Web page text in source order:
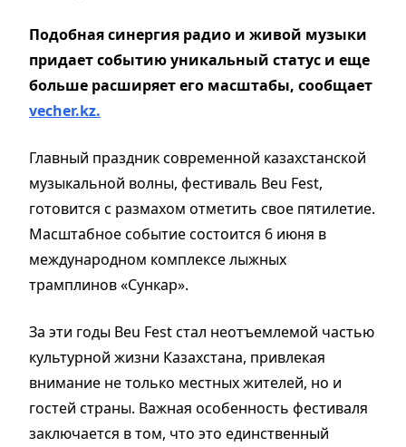
Подобная синергия радио и живой музыки
придает событию уникальный статус и еще
больше расширяет его масштабы, сообщает
vecher.kz.
Главный праздник современной казахстанской
музыкальной волны, фестиваль Beu Fest,
готовится с размахом отметить свое пятилетие.
Масштабное событие состоится 6 июня в
международном комплексе лыжных
трамплинов «Сункар».
За эти годы Beu Fest стал неотъемлемой частью
культурной жизни Казахстана, привлекая
внимание не только местных жителей, но и
гостей страны. Важная особенность фестиваля
заключается в том, что это единственный